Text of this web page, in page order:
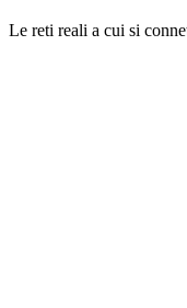
Le reti reali a cui si